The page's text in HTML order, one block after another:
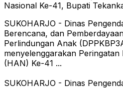
SUKOHARJO - Dinas
Berencana, dan
Perlindungan Anak
menyelenggarakan
(HAN) Ke-41 ...
SUKOHARJO - Dinas